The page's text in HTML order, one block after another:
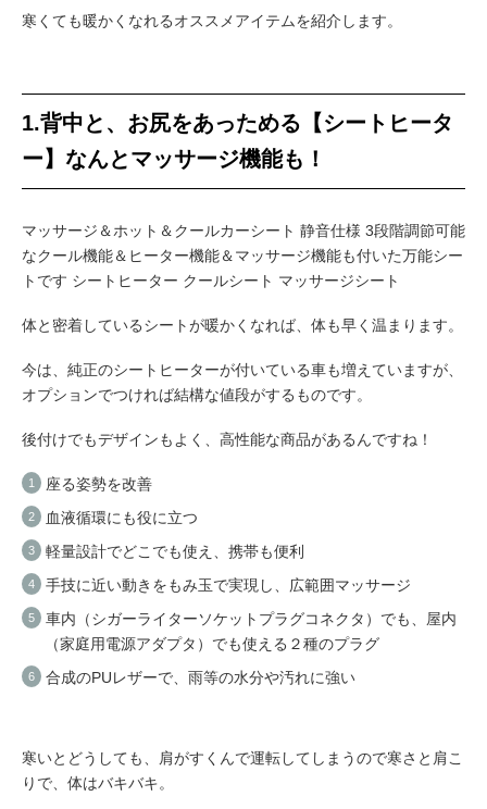
寒くても暖かくなれるオススメアイテムを紹介します。
1.背中と、お尻をあっためる【シートヒータ
ー】なんとマッサージ機能も！
マッサージ＆ホット＆クールカーシート 静音仕様 3段階調節可能
なクール機能＆ヒーター機能＆マッサージ機能も付いた万能シー
トです シートヒーター クールシート マッサージシート
体と密着しているシートが暖かくなれば、体も早く温まります。
今は、純正のシートヒーターが付いている車も増えていますが、
オプションでつければ結構な値段がするものです。
後付けでもデザインもよく、高性能な商品があるんですね！
座る姿勢を改善
血液循環にも役に立つ
軽量設計でどこでも使え、携帯も便利
手技に近い動きをもみ玉で実現し、広範囲マッサージ
車内（シガーライターソケットプラグコネクタ）でも、屋内
（家庭用電源アダプタ）でも使える２種のプラグ
合成のPUレザーで、雨等の水分や汚れに強い
寒いとどうしても、肩がすくんで運転してしまうので寒さと肩こ
りで、体はバキバキ。